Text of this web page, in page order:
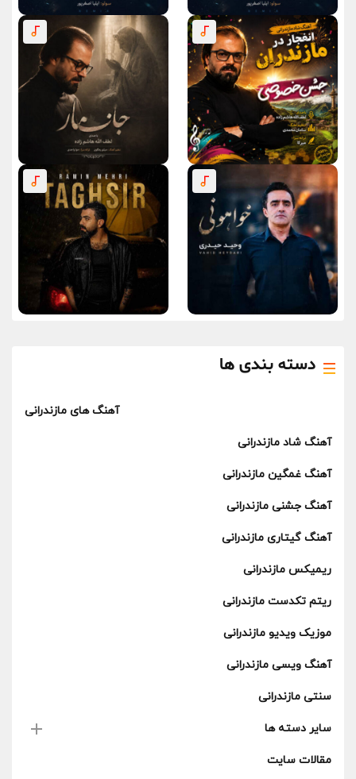
دسته بندی ها
آهنگ های مازندرانی
آهنگ شاد مازندرانی
آهنگ غمگین مازندرانی
آهنگ جشنی مازندرانی
آهنگ گیتاری مازندرانی
ریمیکس مازندرانی
ریتم تکدست مازندرانی
موزیک ویدیو مازندرانی
آهنگ ویسی مازندرانی
سنتی مازندرانی
سایر دسته ها
مقالات سایت